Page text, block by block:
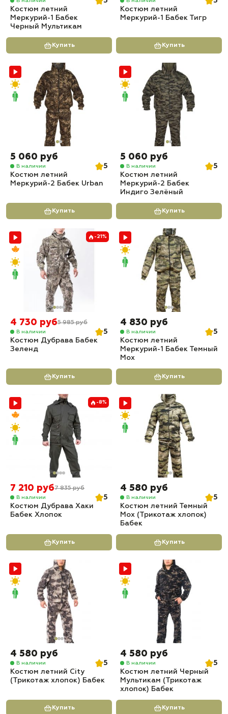
Костюм летний
Меркурий-1 Бабек
Черный Мультикам
Купить
Костюм летний
Меркурий-1 Бабек Тигр
Купить
5 060 руб
В наличии
5
Костюм летний
Меркурий-2 Бабек Urban
Купить
5 060 руб
В наличии
5
Костюм летний
Меркурий-2 Бабек
Индиго Зелёный
Купить
-21%
4 730 руб5 985 руб
В наличии
5
Костюм Дубрава Бабек
Зеленд
Купить
4 830 руб
В наличии
5
Костюм летний
Меркурий-1 Бабек Темный
Мох
Купить
-8%
7 210 руб7 835 руб
В наличии
5
Костюм Дубрава Хаки
Бабек Хлопок
Купить
4 580 руб
В наличии
5
Костюм летний Темный
Мох (Трикотаж хлопок)
Бабек
Купить
4 580 руб
В наличии
5
Костюм летний City
(Трикотаж хлопок) Бабек
Купить
4 580 руб
В наличии
5
Костюм летний Черный
Мультикам (Трикотаж
хлопок) Бабек
Купить